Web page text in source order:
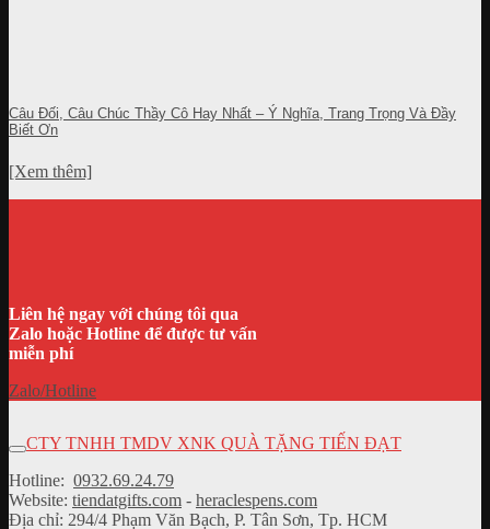
Câu Đối, Câu Chúc Thầy Cô Hay Nhất – Ý Nghĩa, Trang Trọng Và Đầy
Biết Ơn
[Xem thêm]
Liên hệ ngay với chúng tôi qua
Zalo hoặc Hotline để được tư vấn
miễn phí
Zalo/Hotline
CTY TNHH TMDV XNK QUÀ TẶNG TIẾN ĐẠT
Hotline: 0932.69.24.79
Website: tiendatgifts.com - heraclespens.com
Địa chỉ: 294/4 Phạm Văn Bạch, P. Tân Sơn, Tp. HCM